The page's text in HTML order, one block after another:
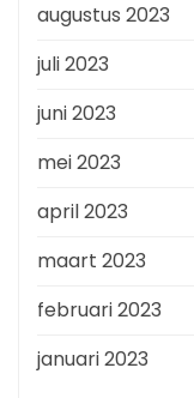
augustus 2023
juli 2023
juni 2023
mei 2023
april 2023
maart 2023
februari 2023
januari 2023